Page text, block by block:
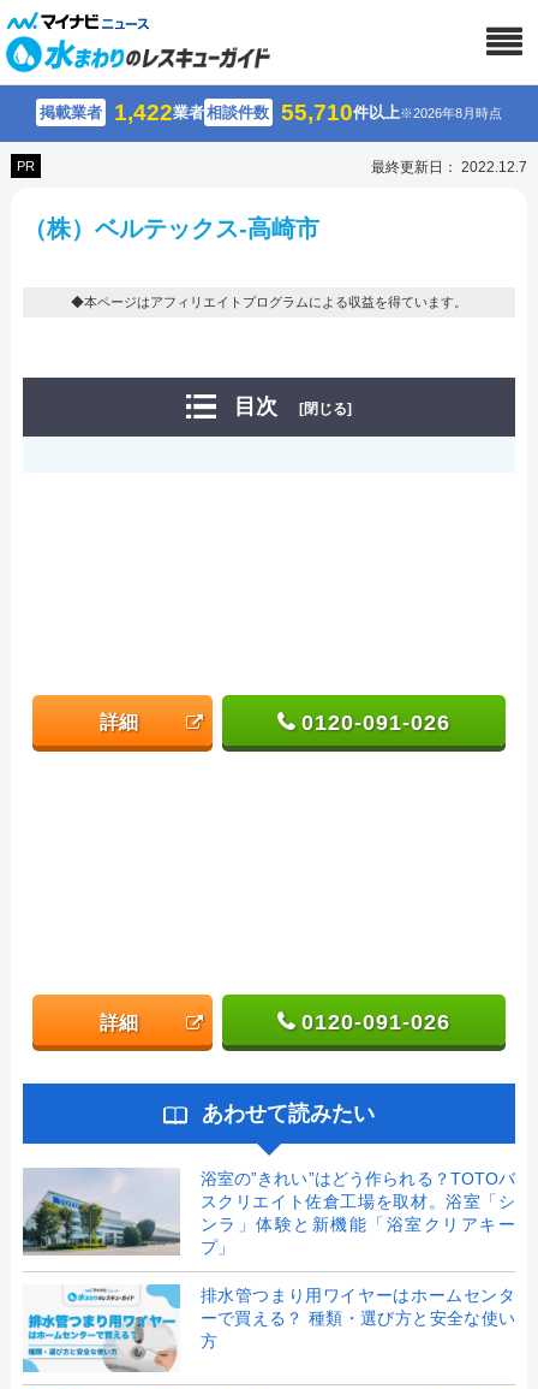
掲載業者 1,422業者相談件数 55,710件以上※2026年8月時点
PR 最終更新日： 2022.12.7
（株）ベルテックス-高崎市
◆本ページはアフィリエイトプログラムによる収益を得ています。
目次 [閉じる]
詳細 0120-091-026
詳細 0120-091-026
あわせて読みたい
浴室の”きれい”はどう作られる？TOTOバ
スクリエイト佐倉工場を取材。浴室「シ
ンラ」体験と新機能「浴室クリアキー
プ」
排水管つまり用ワイヤーはホームセンタ
ーで買える？ 種類・選び方と安全な使い
方